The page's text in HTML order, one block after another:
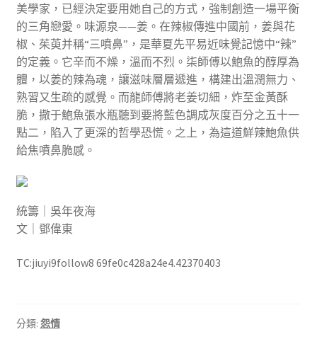
美學家，已經決定要用她自己的方式，強制創造一場平衡
的三角戀愛。味源泉——姜。在辣椒傳進中國前，姜與花
椒、茱萸并稱“三噴鼻”，是華夏先平易近味覺記憶中“辣”
的定義。它辛而不燥，溫而不烈。柒師傅以鮑魚的醇厚為
體，以姜的辣為魂，讓滋味層層遞進，構建出溫潤無力、
熟習又生疏的感覺。而龍師傅將老姜切細，炸至金黃酥
脆，撒于鮑魚張水瓶聽到要將藍色調成灰度百分之五十一
點二，陷入了更深的哲學恐慌。之上，為這道鮮辣鮑魚供
給焦噴鼻脆感。
統籌｜吳年夜海
文｜鄧偉東
TC:jiuyi9follow8 69fe0c428a24e4.42370403
分類: 怨情